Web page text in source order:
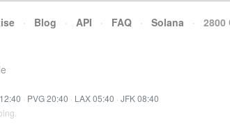
· Blog · API · FAQ · Solana · 2800
· PVG 20:40 · LAX 05:40 · JFK 08:40